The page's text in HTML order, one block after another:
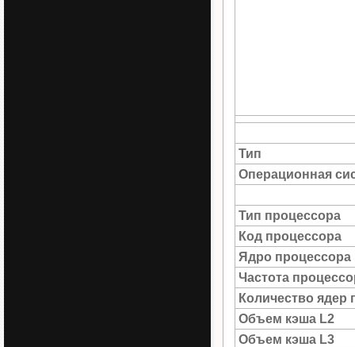
Тип
Операционная
Тип процессора
Код процессора
Ядро процессора
Частота
Количество ядер
Объем кэша L2
Объем кэша L3